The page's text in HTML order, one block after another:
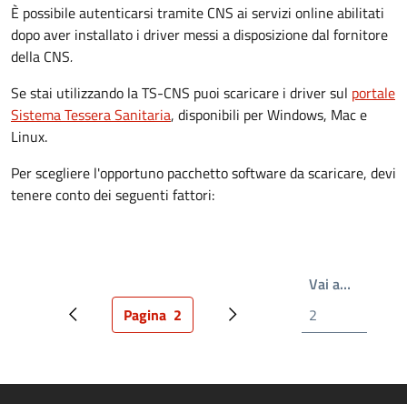
È possibile autenticarsi tramite CNS ai servizi online abilitati
dopo aver installato i driver messi a disposizione dal fornitore
della CNS.
Se stai utilizzando la TS-CNS puoi scaricare i driver sul portale
Sistema Tessera Sanitaria, disponibili per Windows, Mac e
Linux.
Per scegliere l'opportuno pacchetto software da scaricare, devi
tenere conto dei seguenti fattori:
Pagina precedentePagina attuale
Pagina 2 Prossima pagina
Vai a…